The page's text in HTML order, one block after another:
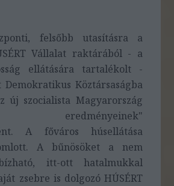
felsőbb utasításra a
Vállalat raktárából - a
ellátására tartalékolt -
Köztársaságba
új szocialista Magyarország
eredményeinek"
A főváros húsellátása
A bűnösöket a nem
itt-ott hatalmukkal
zsebre is dolgozó HÚSÉRT